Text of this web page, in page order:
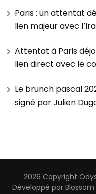
Paris : un attentat
lien majeur avec
Attentat à Paris
lien direct avec le
Le brunch pascal
signé par Julien
2026 Copyright
Développé par